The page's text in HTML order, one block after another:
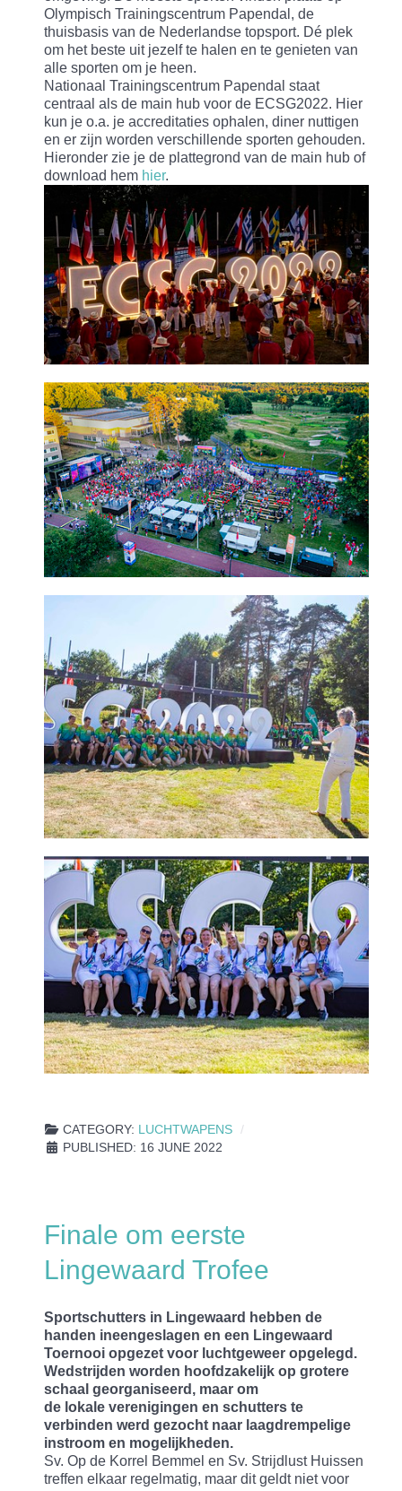
Olympisch Trainingscentrum Papendal, de
thuisbasis van de Nederlandse topsport. Dé plek
om het beste uit jezelf te halen en te genieten van
alle sporten om je heen.
Nationaal Trainingscentrum Papendal staat
centraal als de main hub voor de ECSG2022. Hier
kun je o.a. je accreditaties ophalen, diner nuttigen
en er zijn worden verschillende sporten gehouden.
Hieronder zie je de plattegrond van de main hub of
download hem hier.
CATEGORY: LUCHTWAPENS
PUBLISHED: 16 JUNE 2022
Finale om eerste
Lingewaard Trofee
Sportschutters in Lingewaard hebben de
handen ineengeslagen en een Lingewaard
Toernooi opgezet voor luchtgeweer opgelegd.
Wedstrijden worden hoofdzakelijk op grotere
schaal georganiseerd, maar om
de lokale verenigingen en schutters te
verbinden werd gezocht naar laagdrempelige
instroom en mogelijkheden.
Sv. Op de Korrel Bemmel en Sv. Strijdlust Huissen
treffen elkaar regelmatig, maar dit geldt niet voor